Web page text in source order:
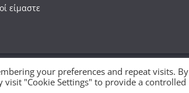
είμαστε
your preferences and repeat visits. By
visit "Cookie Settings" to provide a controlled